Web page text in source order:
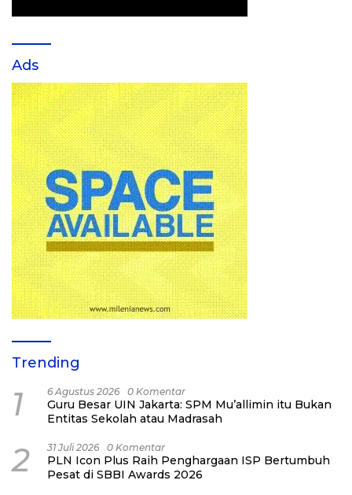
Ads
Trending
1 6 Agustus 2026 0 Komentar
Guru Besar UIN Jakarta: SPM Mu’allimin itu Bukan
Entitas Sekolah atau Madrasah
2 31 Juli 2026 0 Komentar
PLN Icon Plus Raih Penghargaan ISP Bertumbuh
Pesat di SBBI Awards 2026